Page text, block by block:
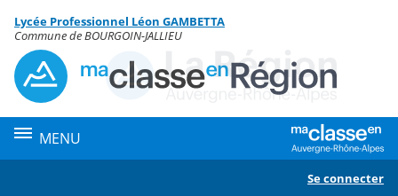
Menu de la rubrique
Contenu
Lycée Professionnel Léon GAMBETTA
Commune de BOURGOIN-JALLIEU
MENU
Se connecter